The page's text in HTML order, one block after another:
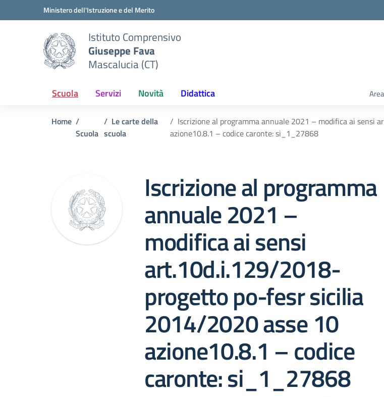
Vai ai contenuti
Vai al menu di navigazioneMinistero dell'Istruzione e del Merito
Istituto Comprensivo
Giuseppe Fava
Mascalucia (CT)
Scuola Servizi Novità Didattica
Home
Scuola
Le carte della
scuola
Iscrizione al programma annuale 2021 – modifica ai
azione10.8.1 – codice caronte: si_1_27868
Iscrizione al programma
annuale 2021 –
modifica ai sensi
art.10d.i.129/2018-
progetto po-fesr sicilia
2014/2020 asse 10
azione10.8.1 – codice
caronte: si_1_27868